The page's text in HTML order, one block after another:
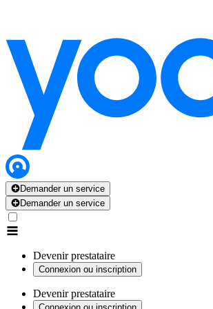
Demander un service
Demander un service
Devenir prestataire
Connexion ou inscription
Devenir prestataire